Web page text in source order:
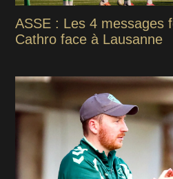
ASSE : Les 4 messages
Cathro face à Lausanne